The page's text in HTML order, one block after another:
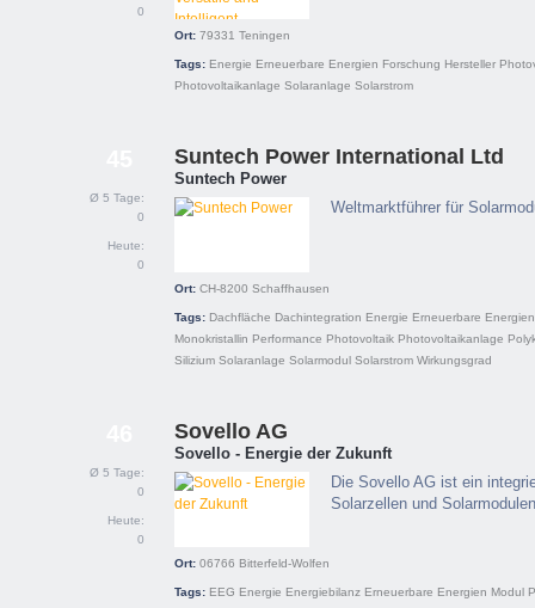
0
Ort: 79331 Teningen
Tags: Energie Erneuerbare Energien Forschung Hersteller
Photovoltaikanlage Solaranlage Solarstrom
Ø 5 Tage:
0
Heute:
0
Suntech Power International Ltd
Suntech Power
Weltmarktführer für
Ort: CH-8200 Schaffhausen
Tags: Dachfläche Dachintegration Energie Erneuerbare Energien
Monokristallin Performance Photovoltaik Photovoltaikanlage
Silizium Solaranlage Solarmodul Solarstrom Wirkungsgrad
Ø 5 Tage:
0
Heute:
0
Sovello AG
Sovello - Energie der Zukunft
Die Sovello AG ist ein
Solarzellen und
Ort: 06766 Bitterfeld-Wolfen
Tags: EEG Energie Energiebilanz Erneuerbare Energien Modul